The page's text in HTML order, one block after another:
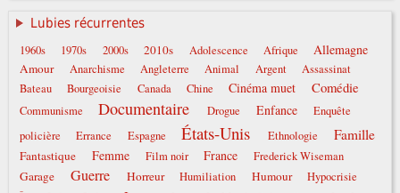
Lubies récurrentes
1960s 1970s 2000s 2010s Adolescence Afrique Allemagne
Amour Anarchisme Angleterre Animal Argent
Assassinat
Bateau
Bourgeoisie Canada Chine Cinéma muet Comédie
Communisme Documentaire Drogue Enfance
Enquête
policière
Errance Espagne États-Unis Ethnologie Famille
Fantastique Femme Film noir France Frederick Wiseman
Garage Guerre Horreur Humiliation Humour
Hypocrisie